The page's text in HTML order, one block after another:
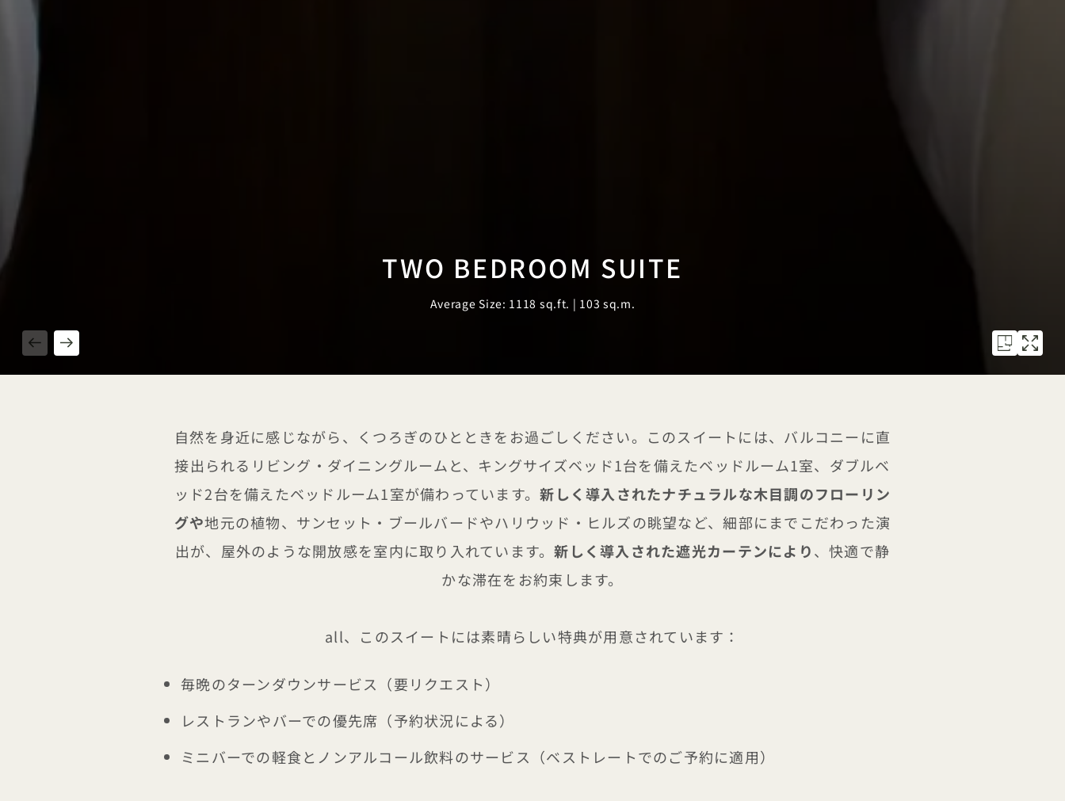
TWO BEDROOM SUITE
Average Size: 1118 sq.ft. | 103 sq.m.
自然を身近に感じながら、くつろぎのひとときをお過ごしください。このスイートには、バルコニーに直
接出られるリビング・ダイニングルームと、キングサイズベッド1台を備えたベッドルーム1室、ダブルベ
ッド2台を備えたベッドルーム1室が備わっています。新しく導入されたナチュラルな木目調のフローリン
グや地元の植物、サンセット・ブールバードやハリウッド・ヒルズの眺望など、細部にまでこだわった演
出が、屋外のような開放感を室内に取り入れています。新しく導入された遮光カーテンにより、快適で静
かな滞在をお約束します。
all、このスイートには素晴らしい特典が用意されています：
毎晩のターンダウンサービス（要リクエスト）
レストランやバーでの優先席（予約状況による）
ミニバーでの軽食とノンアルコール飲料のサービス（ベストレートでのご予約に適用）